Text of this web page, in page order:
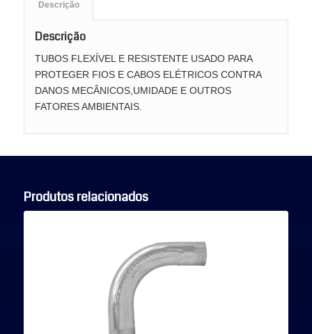
Descrição
Descrição
TUBOS FLEXÍVEL E RESISTENTE USADO PARA
PROTEGER FIOS E CABOS ELÉTRICOS CONTRA
DANOS MECÂNICOS,UMIDADE E OUTROS
FATORES AMBIENTAIS.
Produtos relacionados